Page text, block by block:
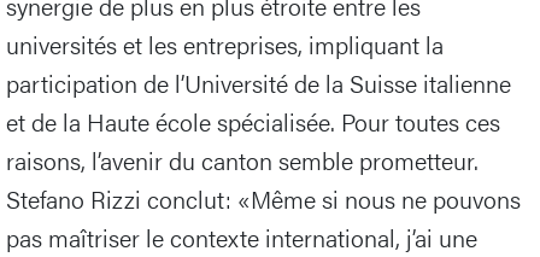
universités et les entreprises, impliquant la
participation de l’Université de la Suisse italienne
et de la Haute école spécialisée. Pour toutes ces
raisons, l’avenir du canton semble prometteur.
Stefano Rizzi conclut: «Même si nous ne pouvons
pas maîtriser le contexte international, j’ai une